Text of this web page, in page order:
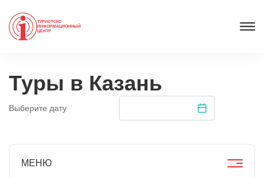
ТУРИСТСКО
ИНФОРМАЦИОННЫЙ
ЦЕНТР
Туры в Казань
Выберите дату
МЕНЮ